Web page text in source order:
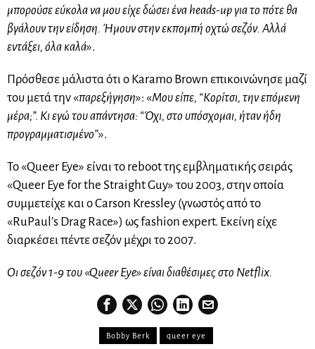
μπορούσε εύκολα να μου είχε δώσει ένα heads-up για το πότε θα
βγάλουν την είδηση. Ήμουν στην εκπομπή οχτώ σεζόν. Αλλά
εντάξει, όλα καλά».
Πρόσθεσε μάλιστα ότι ο Karamo Brown επικοινώνησε μαζί
του μετά την «παρεξήγηση»: «Μου είπε, “Κορίτσι, την επόμενη
μέρα;”. Κι εγώ του απάντησα: “Όχι, στο υπόσχομαι, ήταν ήδη
προγραμματισμένο”».
Το «Queer Eye» είναι το reboot της εμβληματικής σειράς
«Queer Eye for the Straight Guy» του 2003, στην οποία
συμμετείχε και ο Carson Kressley (γνωστός από το
«RuPaul’s Drag Race») ως fashion expert. Εκείνη είχε
διαρκέσει πέντε σεζόν μέχρι το 2007.
Οι σεζόν 1-9 του «Queer Eye» είναι διαθέσιμες στο Netflix.
Bobby Berk queer eye